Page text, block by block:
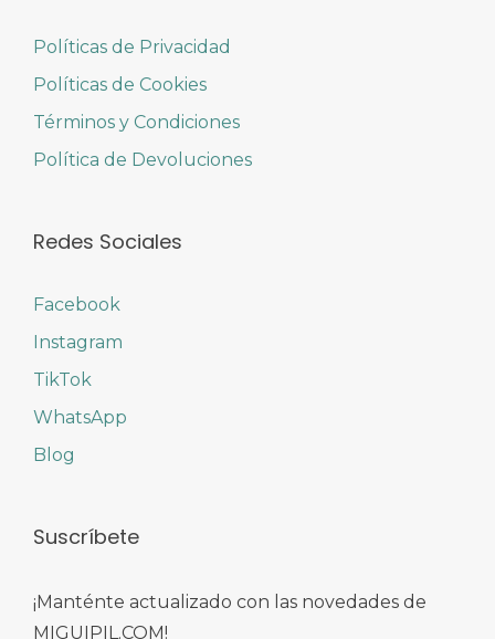
Políticas de Privacidad
Políticas de Cookies
Términos y Condiciones
Política de Devoluciones
Redes Sociales
Facebook
Instagram
TikTok
WhatsApp
Blog
Suscríbete
¡Manténte actualizado con las novedades de
MIGUIPIL.COM!